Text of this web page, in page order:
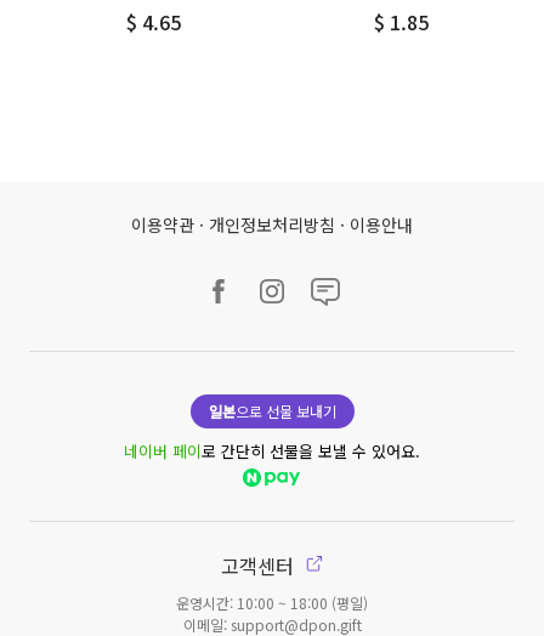
$ 4.65
$ 1.85
이용약관 · 개인정보처리방침 · 이용안내
일본으로 선물 보내기
네이버 페이로 간단히 선물을 보낼 수 있어요.
고객센터
운영시간: 10:00 ~ 18:00 (평일)
이메일: support@dpon.gift